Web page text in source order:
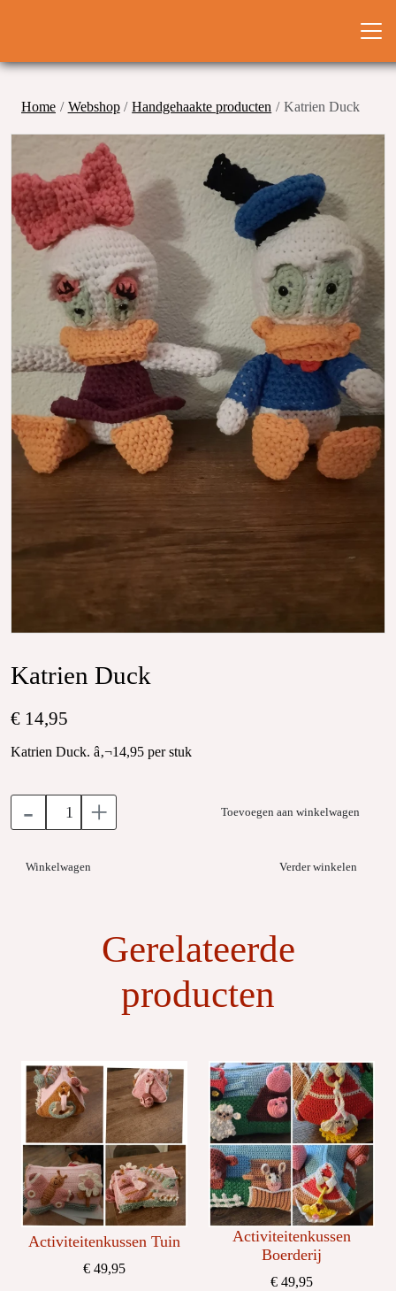
Home Webshop Handgehaakte producten Katrien Duck
Katrien Duck
€ 14,95
Katrien Duck. â‚¬14,95 per stuk
- + Toevoegen aan winkelwagen
Winkelwagen Verder winkelen
Gerelateerde
producten
Activiteitenkussen Tuin
€ 49,95
Activiteitenkussen
Boerderij
€ 49,95